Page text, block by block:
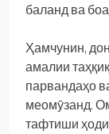
баланд ва
Ҳамчунин,
амалии
парвандаҳо
меомӯзанд.
тафтиши